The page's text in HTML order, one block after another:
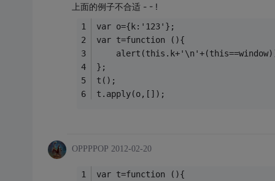
上面的例子不合适 - - !
var o={k:'123'};
var t=function (){
};
t();
t.apply(o,[]);
OPPPPOP 2012-02-20
var t=function (){